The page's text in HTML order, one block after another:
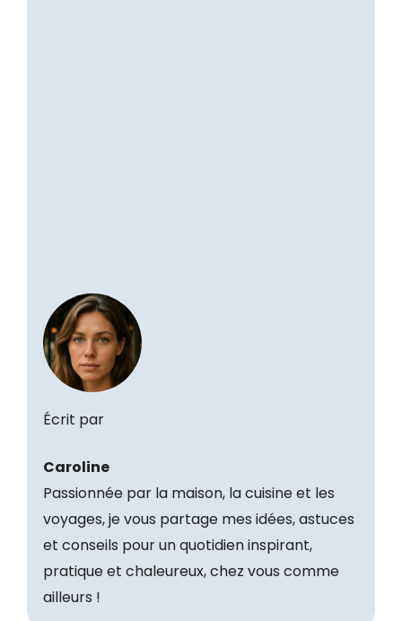
Écrit par
Caroline
Passionnée par la maison, la cuisine et les
voyages, je vous partage mes idées, astuces
et conseils pour un quotidien inspirant,
pratique et chaleureux, chez vous comme
ailleurs !